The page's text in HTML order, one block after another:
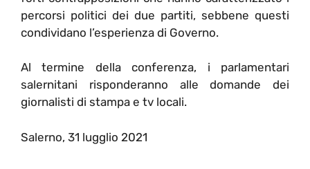
percorsi politici dei due partiti, sebbene questi
condividano l’esperienza di Governo.
Al termine della conferenza, i parlamentari
salernitani risponderanno alle domande dei
giornalisti di stampa e tv locali.
Salerno, 31 lugglio 2021